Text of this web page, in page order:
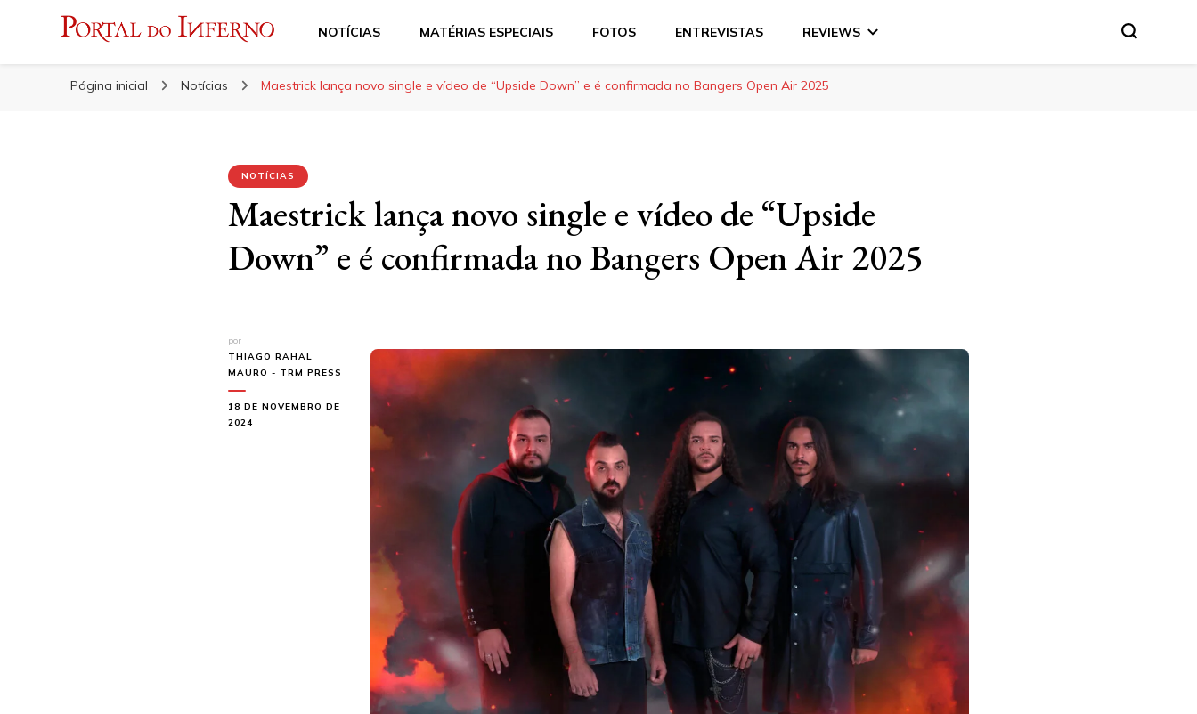
Portal do Inferno
NOTÍCIAS MATÉRIAS ESPECIAIS FOTOS ENTREVISTAS REVIEWS
Página inicial Notícias Maestrick lança novo single e vídeo de “Upside Down” e é confirmada no Bangers Open Air 2025
NOTÍCIAS
Maestrick lança novo single e vídeo de “Upside
Down” e é confirmada no Bangers Open Air 2025
por
THIAGO RAHAL
MAURO - TRM PRESS
18 DE NOVEMBRO DE
2024